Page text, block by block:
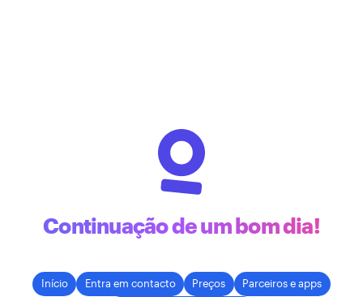
Continuação de um bom dia!
Início Entra em contacto Preços Parceiros e apps